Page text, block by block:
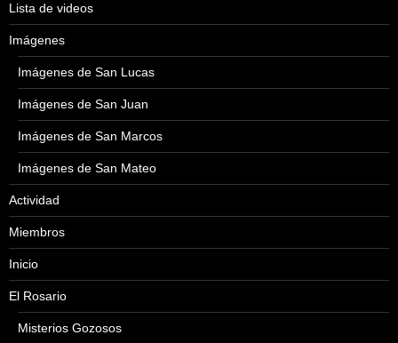
Lista de videos
Imágenes
Imágenes de San Lucas
Imágenes de San Juan
Imágenes de San Marcos
Imágenes de San Mateo
Actividad
Miembros
Inicio
El Rosario
Misterios Gozosos